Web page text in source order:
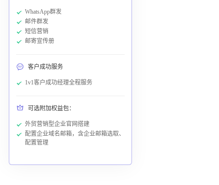
WhatsApp群发
邮件群发
短信营销
邮寄宣传册
客户成功服务
1v1客户成功经理全程服务
可选附加权益包：
外贸营销型企业官网搭建
配置企业域名邮箱，含企业邮箱选取、
配置管理